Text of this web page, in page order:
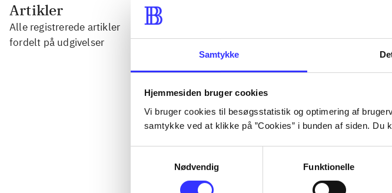
Samtykke
Hjemmesiden bruger cookies
Vi bruger cookies til besøgsstatistik og optimering af
samtykke ved at klikke på ”Cookies” i bunden af siden. Du
Nødvendig
Funktionelle
Artikler
Alle registrerede artikler
fordelt på udgivelser
...
...